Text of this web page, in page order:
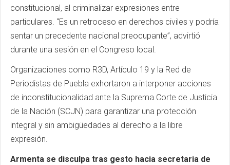
constitucional, al criminalizar expresiones entre
particulares. “Es un retroceso en derechos civiles y podría
sentar un precedente nacional preocupante”, advirtió
durante una sesión en el Congreso local.
Organizaciones como R3D, Artículo 19 y la Red de
Periodistas de Puebla exhortaron a interponer acciones
de inconstitucionalidad ante la Suprema Corte de Justicia
de la Nación (SCJN) para garantizar una protección
integral y sin ambigüedades al derecho a la libre
expresión.
Armenta se disculpa tras gesto hacia secretaria de